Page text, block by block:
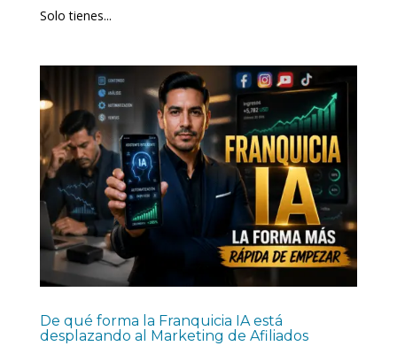
Solo tienes...
De qué forma la Franquicia IA está
desplazando al Marketing de Afiliados